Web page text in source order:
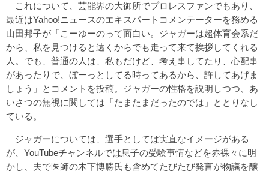
これについて、芸能界の大御所でプロレスファンでもあり、
最近はYahoo!ニュースのエキスパートコメンテーターを務める
山田邦子が「こーゆーのって面白い。ジャガーは超体育会系だ
から、私を見つけると遠くからでも走って来て挨拶してくれる
人。でも、普通の人は、私もだけど、考え事してたり、心配事
があったりで、ぼーっとしてる時ってあるから、許してあげま
しょう」とコメントを投稿。ジャガーの性格を説明しつつ、あ
いさつの無視に関しては「たまたまだったのでは」ととりなし
ている。
ジャガーについては、選手としては実直なイメージがある
が、YouTubeチャンネルでは息子の受験事情などを赤裸々に明
かし、夫で医師の木下博勝氏も含めてたびたび発言が物議を醸